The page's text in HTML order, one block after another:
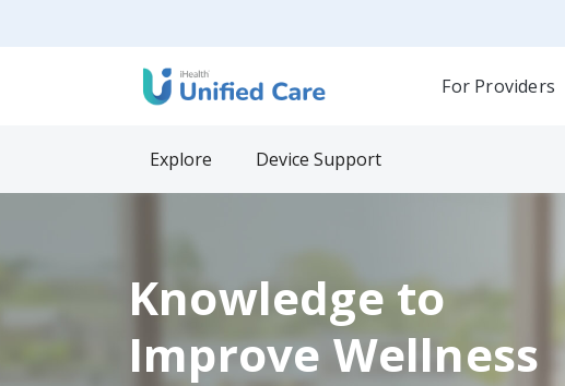
For Providers
Explore Device Support
Knowledge to
Improve Wellness